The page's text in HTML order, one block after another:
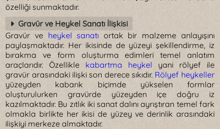
özelliği sunmaktadır.
Gravür ve Heykel Sanatı İlişkisi
Gravür ve heykel sanatı ortak bir malzeme anlayışını
paylaşmaktadır. Her ikisinde de yüzeyi şekillendirme, iz
bırakma ve form oluşturma edimleri temel anlatım
araçlarıdır. Özellikle kabartma heykel yani rölyef ile
gravür arasındaki ilişki son derece sıkıdır. Rölyef heykeller
yüzeyden kabarık biçimde yükselen formlar
oluşturulurken gravürde yüzeyden içe doğru iz
kazılmaktadır. Bu zıtlık iki sanat dalını ayrıştıran temel fark
olmakla birlikte her ikisi de yüzey ve derinlik arasındaki
ilişkiyi merkeze almaktadır.